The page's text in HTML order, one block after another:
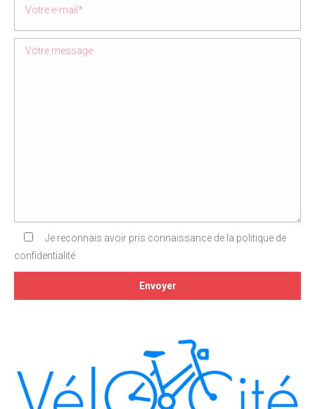
Je reconnais avoir pris connaissance de la politique de
confidentialité